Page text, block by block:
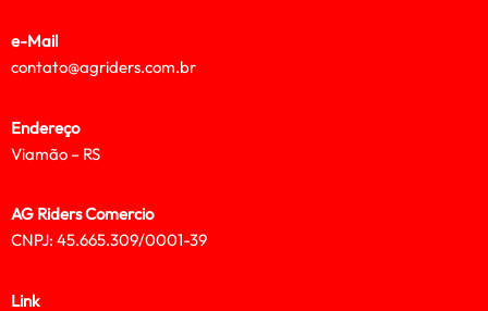
e-Mail
contato@agriders.com.br
Endereço
Viamão – RS
AG Riders Comercio
CNPJ: 45.665.309/0001-39
Link